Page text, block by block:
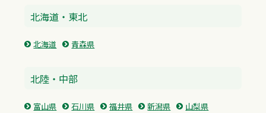
北海道・東北
北海道 青森県
北陸・中部
富山県 石川県 福井県 新潟県
山梨県